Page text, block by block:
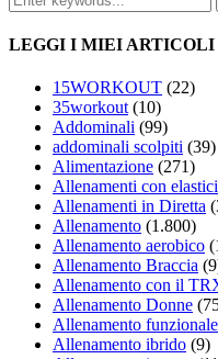
LEGGI I MIEI ARTICOLI
15WORKOUT (22)
35workout(10)
Addominali (99)
addominali scolpiti (39)
Alimentazione (271)
Allenamenti con elastici
Allenamenti in Diretta
Allenamento (1.800)
Allenamento aerobico
Allenamento Braccia
Allenamento con il
Allenamento Donne
Allenamento funzionale
Allenamento ibrido (9)